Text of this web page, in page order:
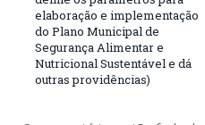
elaboração e implementação
do Plano Municipal de
Segurança Alimentar e
Nutricional Sustentável e dá
outras providências)